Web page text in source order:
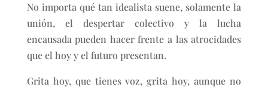
No importa qué tan idealista suene, solamente la
unión, el despertar colectivo y la lucha
encausada pueden hacer frente a las atrocidades
que el hoy y el futuro presentan.
Grita hoy, que tienes voz, grita hoy, aunque no